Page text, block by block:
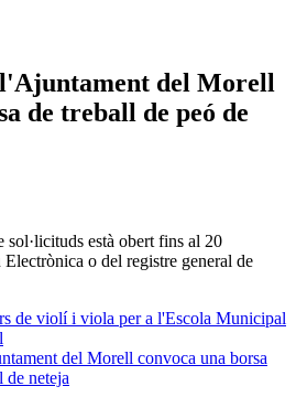
del Morell
de treball de peó de
sol·licituds està obert fins al 20
o del registre general de
de violí i viola per a l'Escola Municipal
del Morell convoca una borsa
de neteja